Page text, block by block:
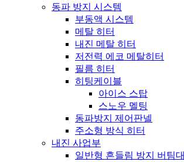
동파 방지 시스템
부동액 시스템
메탈 히터
내진 메탈 히터
저전력 에코 메탈히터
필름 히터
히팅케이블
아이스 스탑
스노우 멜팅
동파방지 제어판넬
주소형 방식 히터
내진 사업부
일반형 흔들림 방지 버팀대